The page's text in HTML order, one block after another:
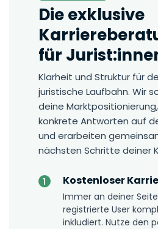
Die exklusive
für
Klarheit und Struktur für
juristische Laufbahn. Wir
deine
konkrete Antworten auf
und erarbeiten
nächsten Schritte deiner
Kostenloser
Immer an deiner
registrierte User
inkludiert. Nutze den